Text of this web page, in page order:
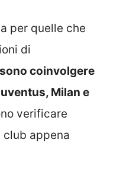
per quelle che
di
coinvolgere
Milan e
verificare
appena